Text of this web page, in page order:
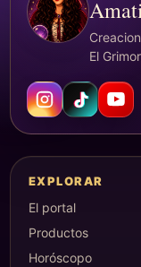
El
EXPLORAR
El portal
Productos
Horóscopo